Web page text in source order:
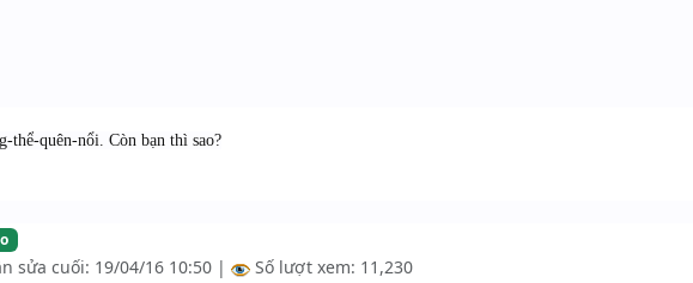
thể-quên-nổi. Còn bạn thì sao?
sửa cuối: 19/04/16 10:50 | Số lượt xem: 11,230